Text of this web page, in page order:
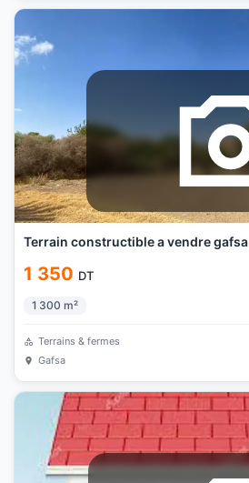
Terrain constructible a vendre gafsa
1 350 DT
1 300 m²
Terrains & fermes
Gafsa